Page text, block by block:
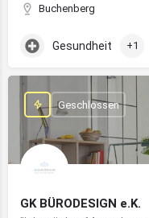
Buchenberg
Gesundheit +1
GK BÜRODESIGN e.K.
Geschlossen